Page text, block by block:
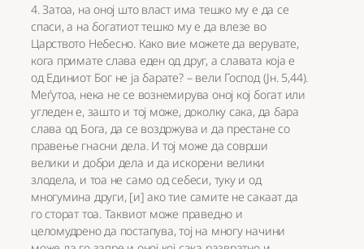
4. Затоа, на оној што власт има тешко му е да се
спаси, а на богатиот тешко му е да влезе во
Царството Небесно. Како вие можете да верувате,
кога примате слава еден од друг, а славата која е
од Единиот Бог не ја барате? – вели Господ (Јн. 5,44).
Меѓутоа, нека не се вознемирува оној кој богат или
угледен е, зашто и тој може, доколку сака, да бара
слава од Бога, да се воздржува и да престане со
правење гнасни дела. И тој може да соврши
велики и добри дела и да искорени велики
злодела, и тоа не само од себеси, туку и од
многумина други, [и] ако тие самите не сакаат да
го сторат тоа. Таквиот може праведно и
целомудрено да постапува, тој на многу начини